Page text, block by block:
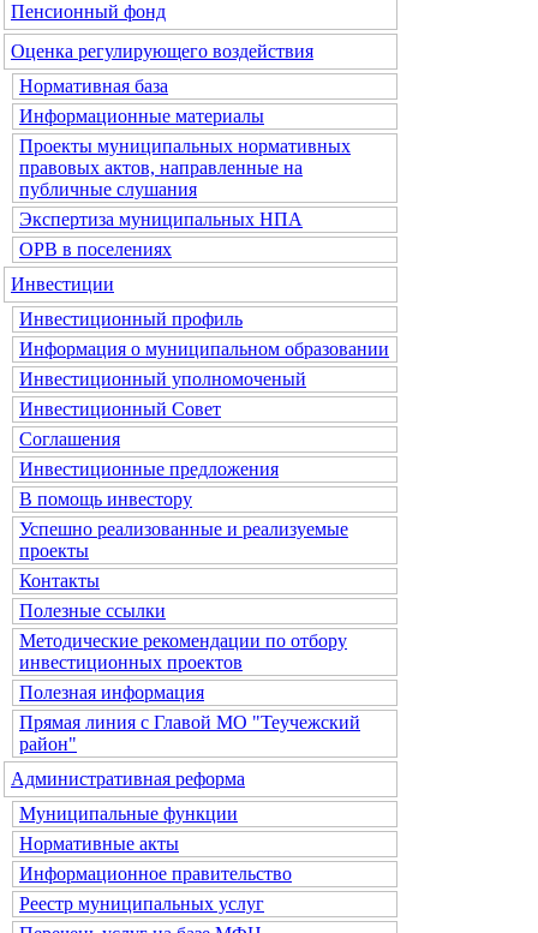
Пенсионный фонд
Оценка регулирующего воздействия
Нормативная база
Информационные материалы
Проекты муниципальных нормативных
правовых актов, направленные на
публичные слушания
Экспертиза муниципальных НПА
ОРВ в поселениях
Инвестиции
Инвестиционный профиль
Информация о муниципальном образовании
Инвестиционный уполномоченый
Инвестиционный Совет
Соглашения
Инвестиционные предложения
В помощь инвестору
Успешно реализованные и реализуемые
проекты
Контакты
Полезные ссылки
Методические рекомендации по отбору
инвестиционных проектов
Полезная информация
Прямая линия с Главой МО "Теучежский
район"
Административная реформа
Муниципальные функции
Нормативные акты
Информационное правительство
Реестр муниципальных услуг